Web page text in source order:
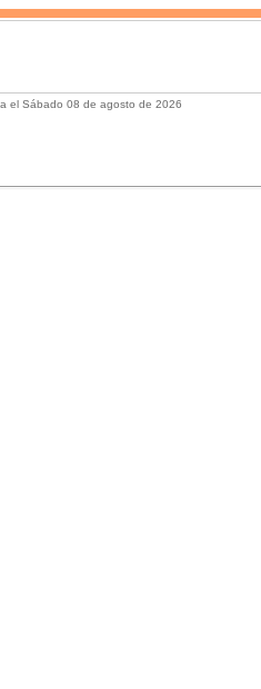
el Sábado 08 de agosto de 2026